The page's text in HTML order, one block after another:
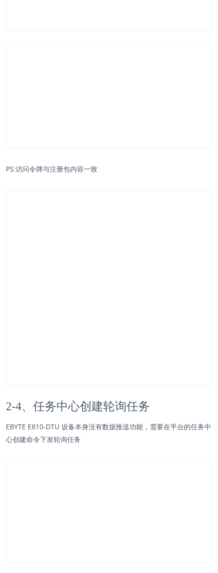
PS:访问令牌与注册包内容一致
2-4、任务中心创建轮询任务
EBYTE E810-DTU 设备本身没有数据推送功能，需要在平台的任务中
心创建命令下发轮询任务